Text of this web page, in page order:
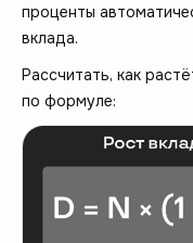
проценты
вклада.
Рассчитать, как
по формуле: